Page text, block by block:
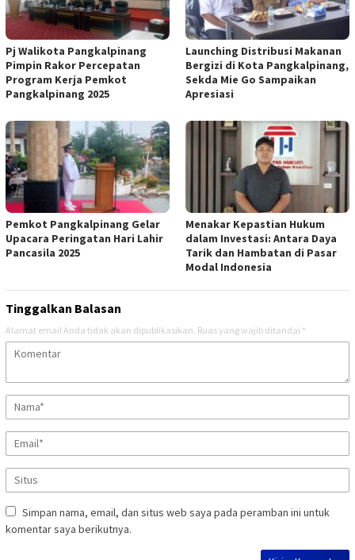
Pj Walikota Pangkalpinang
Pimpin Rakor Percepatan
Program Kerja Pemkot
Pangkalpinang 2025
Launching Distribusi Makanan
Bergizi di Kota Pangkalpinang,
Sekda Mie Go Sampaikan
Apresiasi
Pemkot Pangkalpinang Gelar
Upacara Peringatan Hari Lahir
Pancasila 2025
Menakar Kepastian Hukum
dalam Investasi: Antara Daya
Tarik dan Hambatan di Pasar
Modal Indonesia
Tinggalkan Balasan
Alamat email Anda tidak akan dipublikasikan. Ruas yang wajib ditandai *
Simpan nama, email, dan situs web saya pada peramban ini untuk
komentar saya berikutnya.